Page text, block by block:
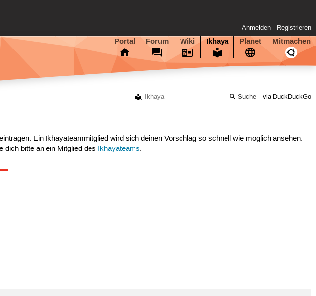
Anmelden Registrieren
Portal Forum Wiki Ikhaya Planet Mitmachen
via DuckDuckGo
eintragen. Ein Ikhayateammitglied wird sich deinen Vorschlag so schnell wie möglich ansehen.
dich bitte an ein Mitglied des Ikhayateams.